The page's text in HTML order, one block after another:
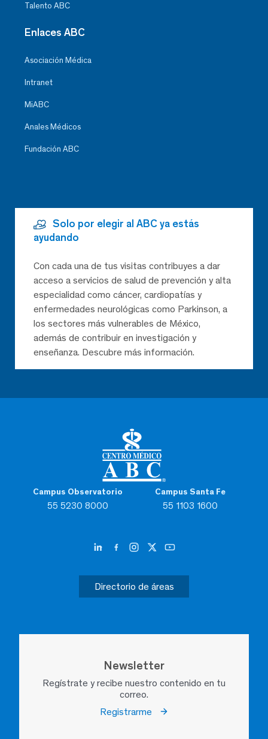
Campus Observatorio
55 5230 8000
Campus Santa Fe
55 1103 1600
Directorio de áreas
Newsletter
Regístrate y recibe nuestro contenido en tu
correo.
Registrarme
Talento ABC
Enlaces ABC
Asociación Médica
Intranet
MiABC
Anales Médicos
Fundación ABC
Solo por elegir al ABC ya estás
ayudando
Con cada una de tus visitas contribuyes a dar
acceso a servicios de salud de prevención y alta
especialidad como cáncer, cardiopatías y
enfermedades neurológicas como Parkinson, a
los sectores más vulnerables de México,
además de contribuir en investigación y
enseñanza. Descubre más información.